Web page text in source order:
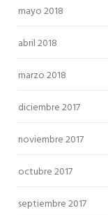
mayo 2018
abril 2018
marzo 2018
diciembre 2017
noviembre 2017
octubre 2017
septiembre 2017